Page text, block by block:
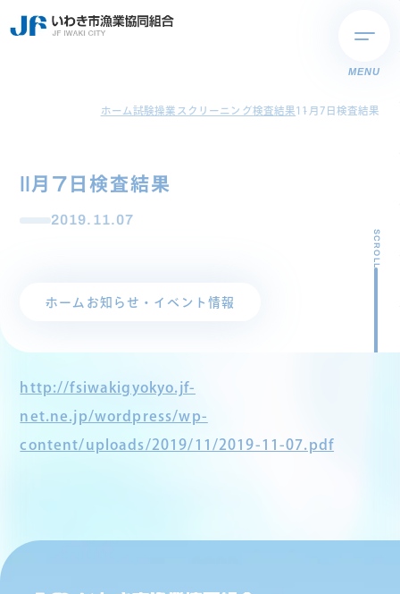
MENU
ホーム試験操業スクリーニング検査結果11月7日検査結果
11月7日検査結果
2019.11.07
ホーム お知らせ・イベント情報
SCROLL
http://fsiwakigyokyo.jf-
net.ne.jp/wordpress/wp-
content/uploads/2019/11/2019-11-07.pdf